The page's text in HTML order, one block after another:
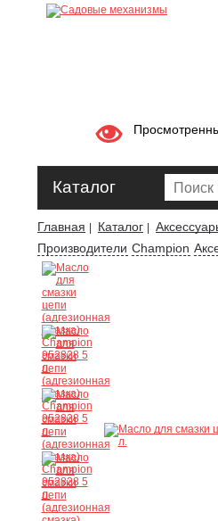
Каталог
Главная Каталог
Производители Champion